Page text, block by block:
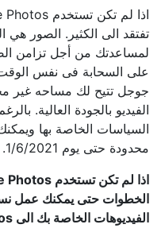
لمساعدتك من أجل تزامن
على السحابة فى نفس
جوجل تتيح لك مساحه غير
الفيديو بالجودة العالية.
السياسات الخاصة بها
محدودة حتى يوم 1/6/2021.
الخطوات حتى يمكنك عمل
الفيديوهات الخاصة بك الى Google Photos:-